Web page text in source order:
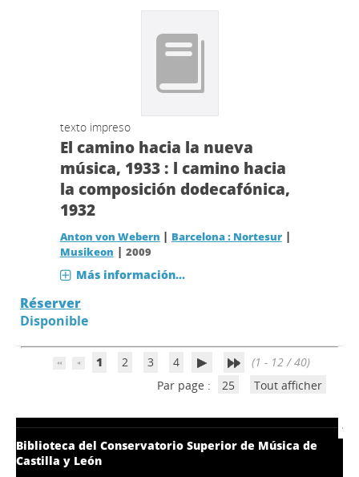
texto impreso
El camino hacia la nueva
música, 1933 : l camino hacia
la composición dodecafónica,
1932
Anton von Webern | Barcelona : Nortesur|
Musikeon | 2009
Más información...
Réserver
Disponible
1 2 3 4
(1 - 12 / 40)
Par page :
25 Tout afficher
Biblioteca del Conservatorio Superior de Música de
Castilla y León